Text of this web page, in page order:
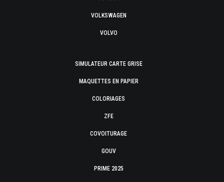
VOLKSWAGEN
VOLVO
SIMULATEUR CARTE GRISE
MAQUETTES EN PAPIER
COLORIAGES
ZFE
COVOITURAGE
GOUV
PRIME 2025